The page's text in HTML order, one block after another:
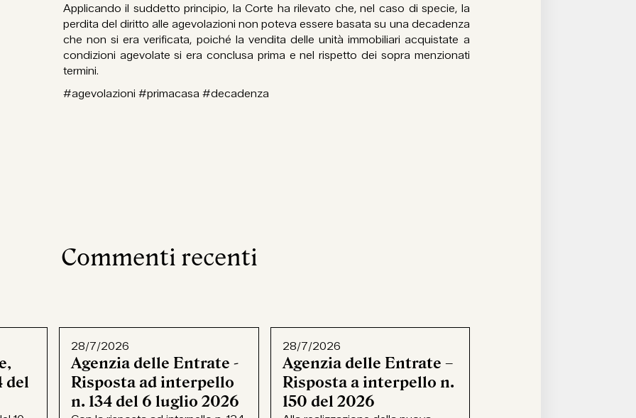
Applicando il suddetto principio, la Corte ha rilevato che, nel caso di specie, la
perdita del diritto alle agevolazioni non poteva essere basata su una decadenza
che non si era verificata, poiché la vendita delle unità immobiliari acquistate a
condizioni agevolate si era conclusa prima e nel rispetto dei sopra menzionati
termini.
#agevolazioni #primacasa #decadenza
Commenti recenti
del
28/7/2026
Agenzia delle Entrate -
Risposta ad interpello
n. 134 del 6 luglio 2026
28/7/2026
Agenzia delle Entrate –
Risposta a interpello n.
150 del 2026